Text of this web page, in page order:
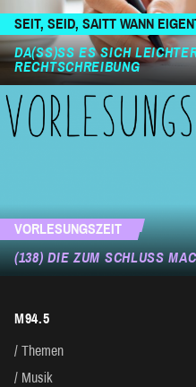
SEIT, SEID, SAITT WANN
DA(SS)SS ES SICH LEICHTER
CHTSCHREIBUNG
VORLESUNGSZEIT
(138) DIE ZUM SCHLUSS
M94.5
Themen
Musik